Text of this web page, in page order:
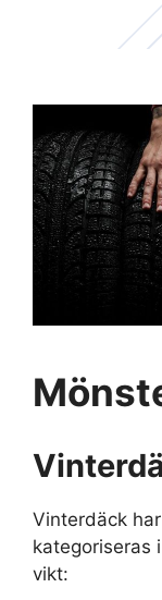
Vinterdäck
kategoriseras
vikt: